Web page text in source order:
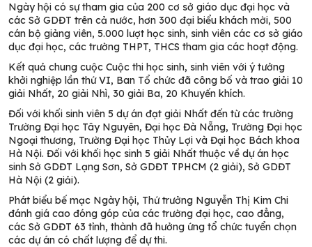
Ngày hội có sự tham gia của 200 cơ sở giáo dục đại học và
các Sở GDĐT trên cả nước, hơn 300 đại biểu khách mời, 500
cán bộ giảng viên, 5.000 lượt học sinh, sinh viên các cơ sở giáo
dục đại học, các trường THPT, THCS tham gia các hoạt động.
Kết quả chung cuộc Cuộc thi học sinh, sinh viên với ý tưởng
khởi nghiệp lần thứ VI, Ban Tổ chức đã công bố và trao giải 10
giải Nhất, 20 giải Nhì, 30 giải Ba, 20 Khuyến khích.
Đối với khối sinh viên 5 dự án đạt giải Nhất đến từ các trường
Trường Đại học Tây Nguyên, Đại học Đà Nẵng, Trường Đại học
Ngoại thương, Trường Đại học Thủy Lợi và Đại học Bách khoa
Hà Nội. Đối với khối học sinh 5 giải Nhất thuộc về dự án học
sinh Sở GDĐT Lạng Sơn, Sở GDĐT TPHCM (2 giải), Sở GDĐT
Hà Nội (2 giải).
Phát biểu bế mạc Ngày hội, Thứ trưởng Nguyễn Thị Kim Chi
đánh giá cao đóng góp của các trường đại học, cao đẳng,
các Sở GDĐT 63 tỉnh, thành đã hưởng ứng tổ chức tuyển chọn
các dự án có chất lượng để dự thi.